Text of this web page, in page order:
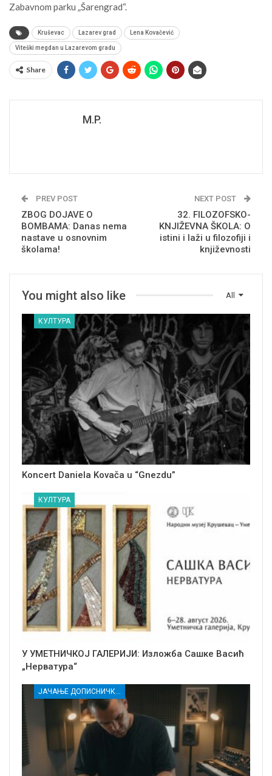
Zabavnom parku „Šarengrad“.
Kruševac Lazarev grad Lena Kovačević
Viteški megdan u Lazarevom gradu
Share
M.P.
PREV POST
ZBOG DOJAVE O
BOMBAMA: Danas nema
nastave u osnovnim
školama!
NEXT POST
32. FILOZOFSKO-
KNJIŽEVNA ŠKOLA: O
istini i laži u filozofiji i
književnosti
All
You might also like
КУЛТУРА
Koncert Daniela Kovača u “Gnezdu”
КУЛТУРА
У УМЕТНИЧКОЈ ГАЛЕРИЈИ: Изложба Сашке Васић
„Нерватура“
ЈАЧАЊЕ ДОПИСНИЧКЕ МРЕЖЕ НЕЗАВИСНИХ МЕДИЈА У РАСИНСКОМ ОКРУГУ